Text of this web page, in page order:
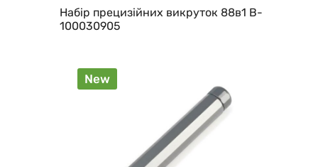
Набір прецизійних викруток 88в1 B-
100030905
New